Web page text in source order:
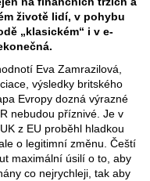
životě lidí, v pohybu
„klasickém“ i v e-
Eva Zamrazilová,
výsledky britského
Evropy dozná výrazné
nebudou příznivé. Je v
z EU proběhl hladkou
o legitimní změnu. Čeští
maximální úsilí o to, aby
co nejrychleji, tak aby